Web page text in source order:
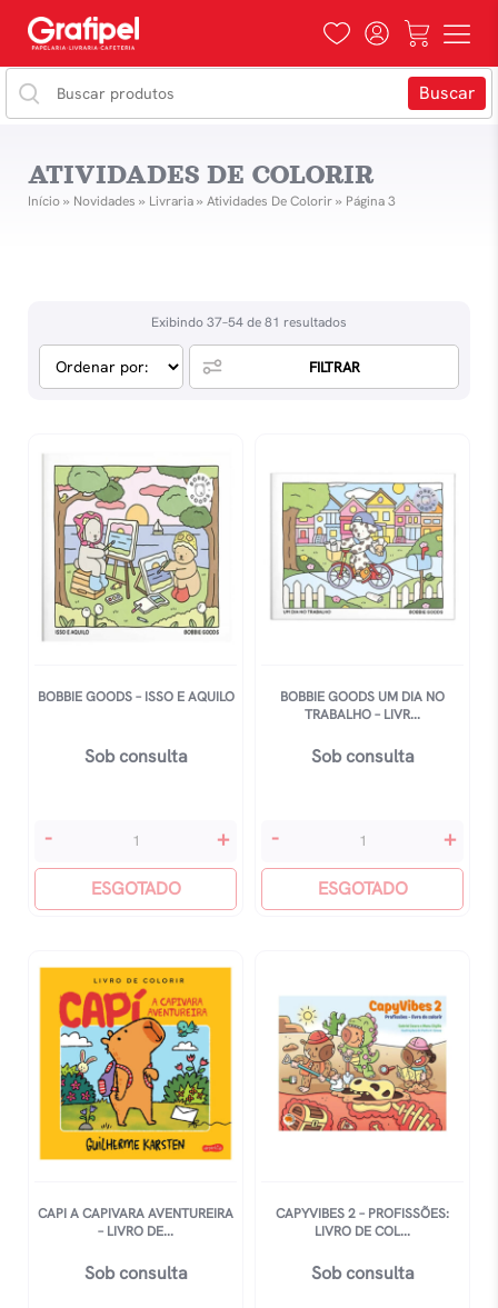
ATIVIDADES DE COLORIR
Início» Novidades » Livraria» Atividades De Colorir» Página 3
Exibindo 37–54 de 81 resultados
FILTRAR
BOBBIE GOODS – ISSO E AQUILO
Sob consulta
Bobbie
Isso
Aquilo
quantidade
- +
ESGOTADO
BOBBIE GOODS UM DIA NO
TRABALHO – LIVR...
Sob consulta
Bobbie
Dia
Livro
Colorir
quantidade
- +
ESGOTADO
CAPI A CAPIVARA AVENTUREIRA
– LIVRO DE...
Sob consulta
CAPYVIBES 2 – PROFISSÕES:
LIVRO DE COL...
Sob consulta